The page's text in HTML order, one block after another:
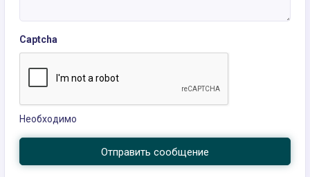
Captcha
Необходимо
Отправить сообщение